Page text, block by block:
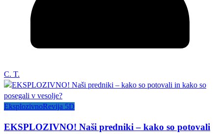
C. T.
EksplozivnoRevija 5D
EKSPLOZIVNO! Naši predniki – kako so potovali